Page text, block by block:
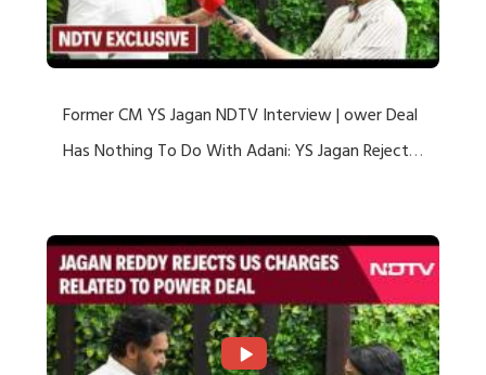
Former CM YS Jagan NDTV Interview | ower Deal
Has Nothing To Do With Adani: YS Jagan Rejects